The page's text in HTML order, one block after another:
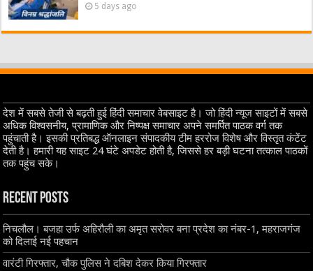
5 days ago
देश में सबसे तेजी से बढ़ती हुई हिंदी समाचार वेबसाइट है। जो हिंदी न्यूज साइटों में सबसे
अधिक विश्वसनीय, प्रामाणिक और निष्पक्ष समाचार अपने समर्पित पाठक वर्ग तक
पहुंचाती है। इसकी प्रतिबद्ध ऑनलाइन संपादकीय टीम हररोज विशेष और विस्तृत कंटेंट
देती है। हमारी यह साइट 24 घंटे अपडेट होती है, जिससे हर बड़ी घटना तत्काल पाठकों
तक पहुंच सके।
Recent Posts
निचलौल। बजहा उर्फ अहिरौली का अमृत सरोवर बना प्रदेश का नंबर-1, महराजगंज
को दिलाई नई पहचान
वारंटी गिरफ्तार, चौक पुलिस ने दबिश देकर किया गिरफ्तार